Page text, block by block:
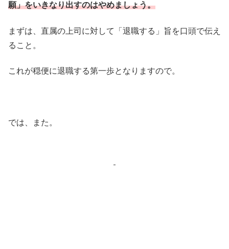
願」をいきなり出すのはやめましょう。
まずは、直属の上司に対して「退職する」旨を口頭で伝え
ること。
これが穏便に退職する第一歩となりますので。
では、また。